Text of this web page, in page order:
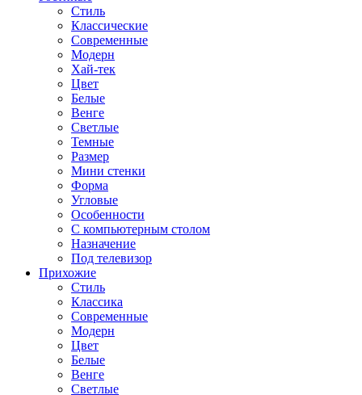
Стиль
Классические
Современные
Модерн
Хай-тек
Цвет
Белые
Венге
Светлые
Темные
Размер
Мини стенки
Форма
Угловые
Особенности
С компьютерным столом
Назначение
Под телевизор
Прихожие
Стиль
Классика
Современные
Модерн
Цвет
Белые
Венге
Светлые